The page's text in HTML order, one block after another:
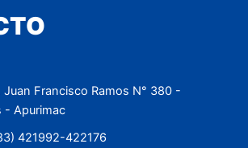
Juan Francisco Ramos N° 380 -
- Apurimac
421992-422176